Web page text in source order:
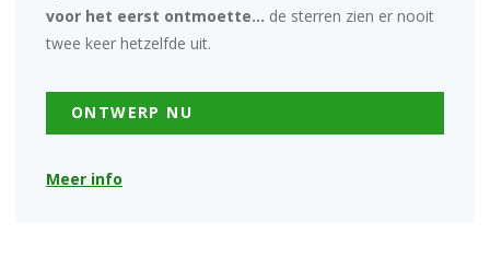
voor het eerst ontmoette... de sterren zien er nooit
twee keer hetzelfde uit.
ONTWERP NU
Meer info